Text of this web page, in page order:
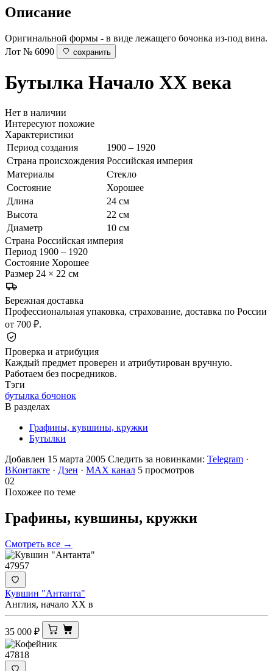
Описание
Оригинальной формы - в виде лежащего бочонка из-под вина.
Лот № 6090
сохранить
Бутылка Начало ХХ века
Нет в наличии
Интересуют похожие
Характеристики
Период создания
1900 – 1920
Страна происхождения Российская империя
Материалы
Стекло
Состояние
Хорошее
Длина
24 см
Высота
22 см
Диаметр
10 см
Страна Российская империя
Период 1900 – 1920
Состояние Хорошее
Размер 24 × 22 см
Бережная доставка
Профессиональная упаковка, страхование, доставка по России
от 700 ₽.
Проверка и атрибуция
Каждый предмет проверен и атрибутирован вручную.
Работаем без посредников.
Тэги
бутылка бочонок
В разделах
Графины, кувшины, кружки
Бутылки
Добавлен 15 марта 2005 Следить за новинками: Telegram ·
ВКонтакте · Дзен · MAX канал 5 просмотров
02
Похожее по теме
Графины, кувшины, кружки
Смотреть все →
47957
Кувшин "Антанта"
Англия, начало ХХ в
35 000 ₽
47818